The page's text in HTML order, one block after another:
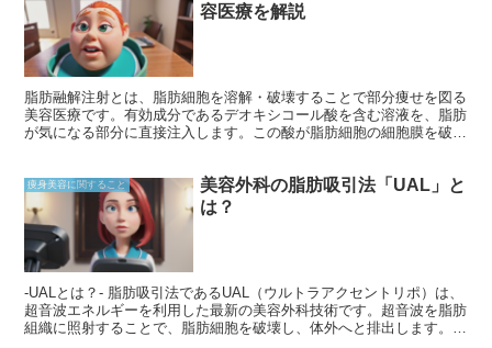
容医療を解説
脂肪融解注射とは、脂肪細胞を溶解・破壊することで部分痩せを図る
美容医療です。有効成分であるデオキシコール酸を含む溶液を、脂肪
が気になる部分に直接注入します。この酸が脂肪細胞の細胞膜を破壊
スを使用しないため、傷跡が残らずダウンタイムもほとんどありませ
痩身美容に関すること
美容外科の脂肪吸引法「UAL」と
は？
-UALとは？- 脂肪吸引法であるUAL（ウルトラアクセントリポ）は、
超音波エネルギーを利用した最新の美容外科技術です。超音波を脂肪
組織に照射することで、脂肪細胞を破壊し、体外へと排出します。従